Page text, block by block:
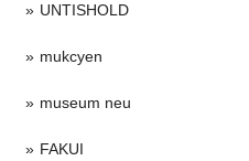
UNTISHOLD
mukcyen
museum neu
FAKUI